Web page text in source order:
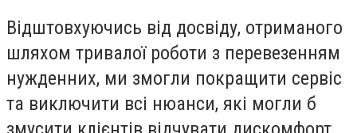
Відштовхуючись від досвіду, отриманого
шляхом тривалої роботи з перевезенням
нужденних, ми змогли покращити сервіс
та виключити всі нюанси, які могли б